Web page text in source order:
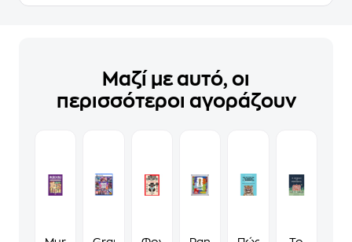
Μαζί με αυτό, οι
περισσότεροι αγοράζουν